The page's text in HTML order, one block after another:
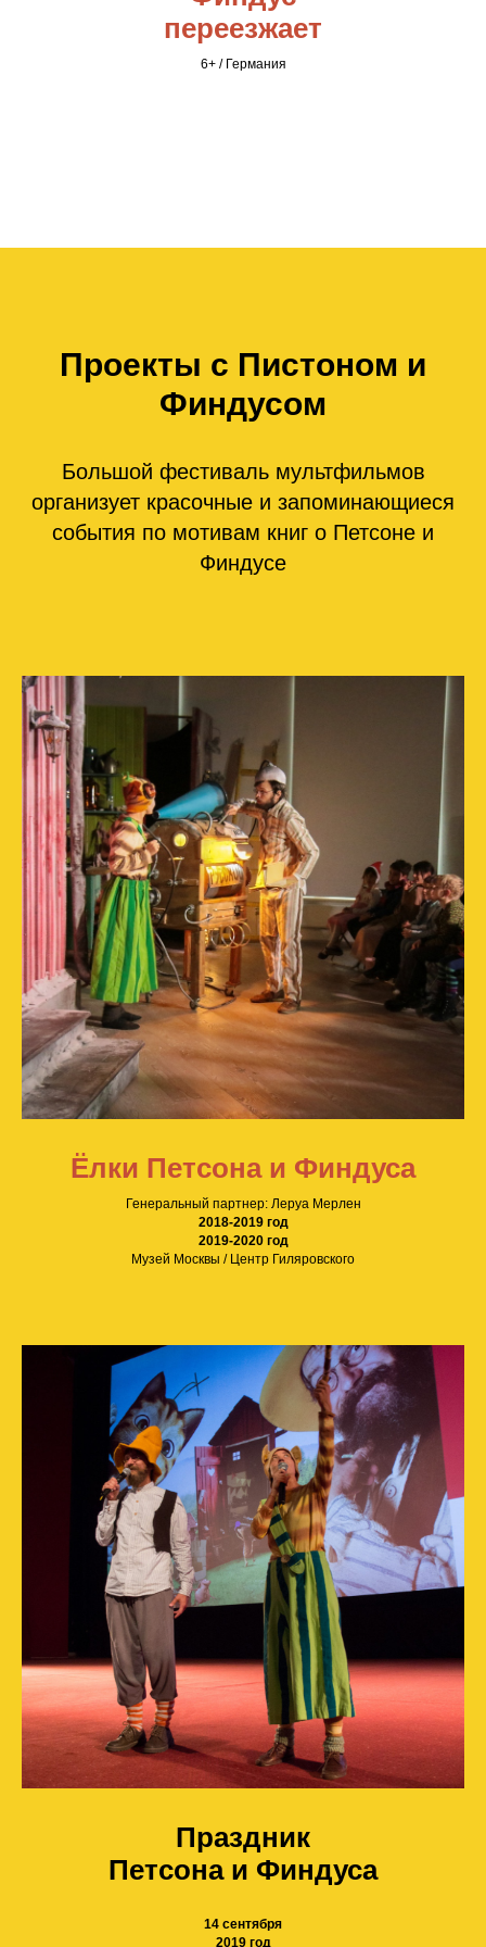
переезжает
6+ / Германия
Проекты с Пистоном и
Финдусом
Большой фестиваль мультфильмов
организует красочные и запоминающиеся
события по мотивам книг о Петсоне и
Финдусе
Ёлки Петсона и Финдуса
Генеральный партнер: Леруа Мерлен
2018-2019 год
2019-2020 год
Музей Москвы / Центр Гиляровского
Праздник
Петсона и Финдуса
14 сентября
2019 год